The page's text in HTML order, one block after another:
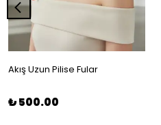
Akış Uzun Pilise Fular
₺ 500.00